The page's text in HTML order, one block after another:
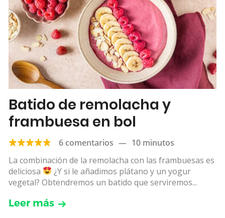
Batido de remolacha y
frambuesa en bol
6 comentarios — 10 minutos
La combinación de la remolacha con las frambuesas es
deliciosa
¿Y si le añadimos plátano y un yogur
vegetal? Obtendremos un batido que serviremos...
Leer más